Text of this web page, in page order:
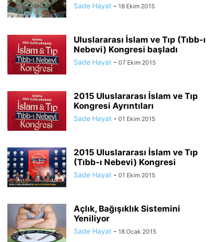
Sade Hayat - 18 Ekim 2015
Uluslararası İslam ve Tıp (Tıbb-ı
Nebevi) Kongresi başladı
Sade Hayat - 07 Ekim 2015
2015 Uluslararası İslam ve Tıp
Kongresi Ayrıntıları
Sade Hayat - 01 Ekim 2015
2015 Uluslararası İslam ve Tıp
(Tıbb-ı Nebevi) Kongresi
Sade Hayat - 01 Ekim 2015
Açlık, Bağışıklık Sistemini
Yeniliyor
Sade Hayat - 18 Ocak 2015